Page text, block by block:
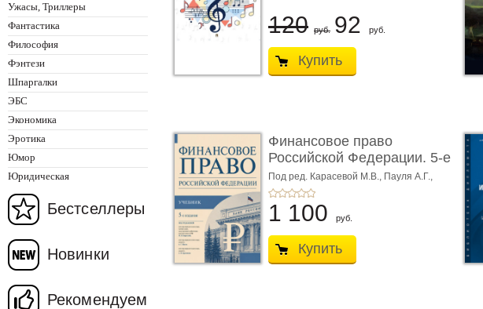
Ужасы, Триллеры
Фантастика
Философия
Фэнтези
Шпаргалки
ЭБС
Экономика
Эротика
Юмор
Юридическая
Бестселлеры
Новинки
Рекомендуем
120 руб. 92 руб.
Купить
Финансовое право
Российской Федерации. 5-е
изд� ...
Под ред. Карасевой М.В., Пауля А.Г.,
Красюкова А.В.
1 100 руб.
Купить